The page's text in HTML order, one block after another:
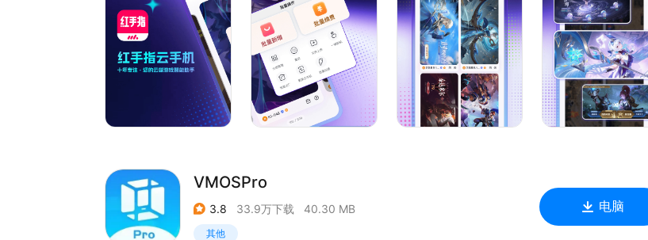
种设备都能顺畅运行。
【专业游戏交易平台 】每笔交易签署电子合同，买卖双方享受法律权益保护，账户找回包赔，买家0损失。
【新用户福利多多】新用户专属优惠券免费送，低门槛尝鲜套餐，首购福利优惠，来了就有
VMOSPro
3.8 33.9万下载 40.30 MB
其他
电脑